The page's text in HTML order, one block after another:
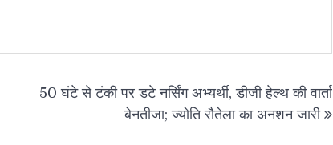
50 घंटे से टंकी पर डटे नर्सिंग अभ्यर्थी, डीजी हेल्थ की वार्ता
बेनतीजा; ज्योति रौतेला का अनशन जारी